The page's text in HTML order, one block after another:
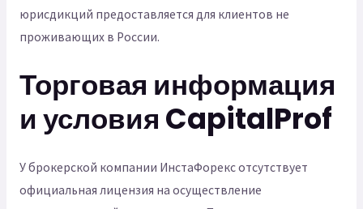
юрисдикций предоставляется для клиентов не
проживающих в России.
Торговая информация
и условия CapitalProf
У брокерской компании ИнстаФорекс отсутствует
официальная лицензия на осуществление